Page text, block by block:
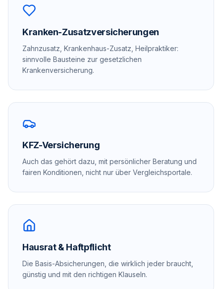
Kranken-Zusatzversicherungen
Zahnzusatz, Krankenhaus-Zusatz, Heilpraktiker:
sinnvolle Bausteine zur gesetzlichen
Krankenversicherung.
KFZ-Versicherung
Auch das gehört dazu, mit persönlicher Beratung und
fairen Konditionen, nicht nur über Vergleichsportale.
Hausrat & Haftpflicht
Die Basis-Absicherungen, die wirklich jeder braucht,
günstig und mit den richtigen Klauseln.